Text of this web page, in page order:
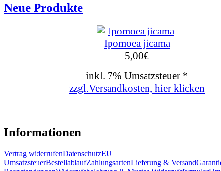
Neue Produkte
Ipomoea jicama
5,00€
inkl. 7% Umsatzsteuer *
zzgl.Versandkosten, hier klicken
Informationen
Vertrag widerrufenDatenschutzEU
UmsatzsteuerBestellablaufZahlungsartenLieferung & Versand